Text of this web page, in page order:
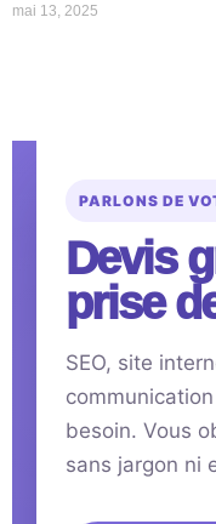
mai 13, 2025
PARLONS DE
Devis
prise
SEO, site
besoin. Vous
sans jargon ni